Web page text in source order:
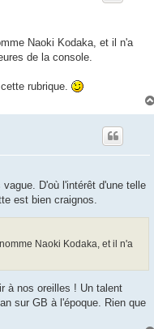
Naoki Kodaka, et il n'a
de la console.
rubrique.
D'où l'intérêt d'une telle
est bien craignos.
Naoki Kodaka, et il n'a
à nos oreilles ! Un talent
sur GB à l'époque. Rien que